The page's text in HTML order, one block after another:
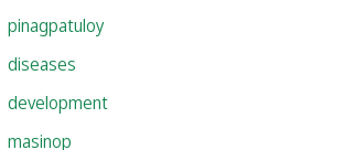
pinagpatuloy
diseases
development
masinop